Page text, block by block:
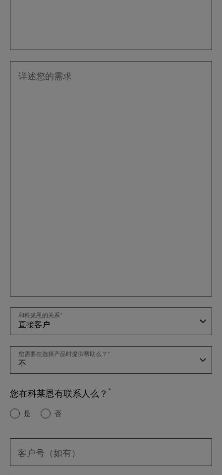
详述您的需求
和科莱恩的关系
您需要在选择产品时提供帮助么？
您在科莱恩有联系人么？
是 否
客户号（如有）